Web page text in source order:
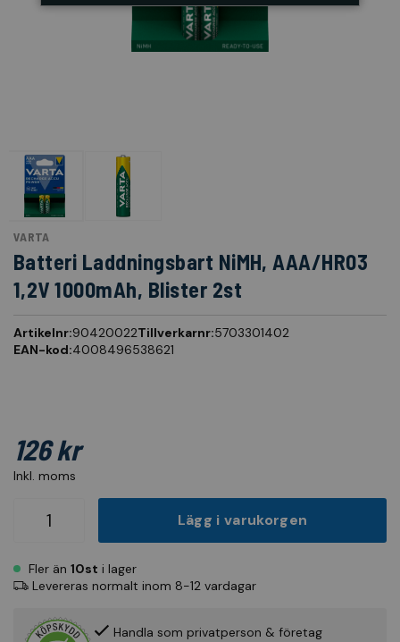
VARTA
Batteri Laddningsbart NiMH, AAA/HR03
1,2V 1000mAh, Blister 2st
Artikelnr:90420022Tillverkarnr:5703301402
EAN-kod:4008496538621
Inkl. moms
126 kr
Lägg i varukorgen
Fler än 10st i lager
Levereras normalt inom 8-12 vardagar
Handla som privatperson & företag